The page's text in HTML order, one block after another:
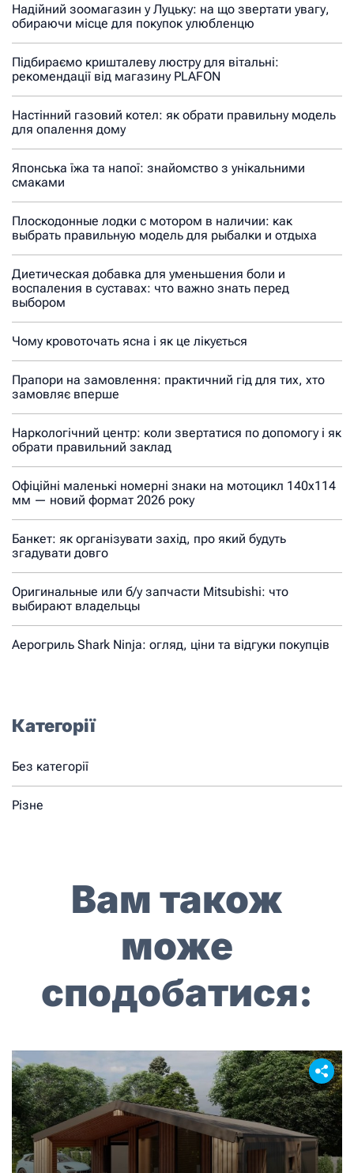
Надійний зоомагазин у Луцьку: на що звертати увагу,
обираючи місце для покупок улюбленцю
Підбираємо кришталеву люстру для вітальні:
рекомендації від магазину PLAFON
Настінний газовий котел: як обрати правильну модель
для опалення дому
Японська їжа та напої: знайомство з унікальними
смаками
Плоскодонные лодки с мотором в наличии: как
выбрать правильную модель для рыбалки и отдыха
Диетическая добавка для уменьшения боли и
воспаления в суставах: что важно знать перед
выбором
Чому кровоточать ясна і як це лікується
Прапори на замовлення: практичний гід для тих, хто
замовляє вперше
Наркологічний центр: коли звертатися по допомогу і як
обрати правильний заклад
Офіційні маленькі номерні знаки на мотоцикл 140х114
мм — новий формат 2026 року
Банкет: як організувати захід, про який будуть
згадувати довго
Оригинальные или б/у запчасти Mitsubishi: что
выбирают владельцы
Аерогриль Shark Ninja: огляд, ціни та відгуки покупців
Категорії
Без категорії
Різне
Вам також
може
сподобатися: